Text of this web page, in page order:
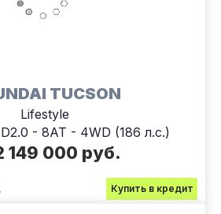
TUCSON
Lifestyle
- 8AT - 4WD (186 л.с.)
149 000 руб.
Купить в кредит